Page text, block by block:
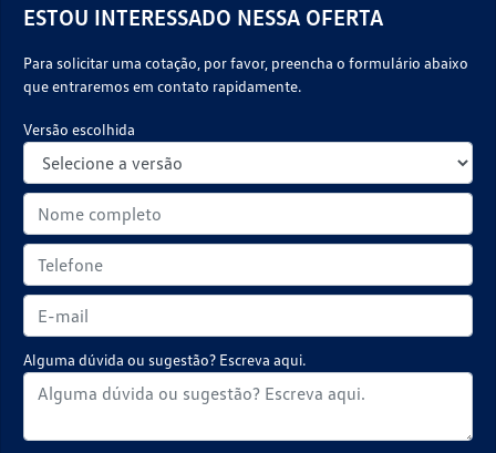
ESTOU INTERESSADO NESSA OFERTA
Para solicitar uma cotação, por favor, preencha o formulário abaixo
que entraremos em contato rapidamente.
Versão escolhida
Alguma dúvida ou sugestão? Escreva aqui.